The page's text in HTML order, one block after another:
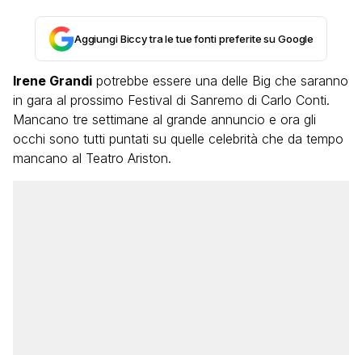
Aggiungi Biccy tra le tue fonti preferite su Google
Irene Grandi potrebbe essere una delle Big che saranno
in gara al prossimo Festival di Sanremo di Carlo Conti.
Mancano tre settimane al grande annuncio e ora gli
occhi sono tutti puntati su quelle celebrità che da tempo
mancano al Teatro Ariston.